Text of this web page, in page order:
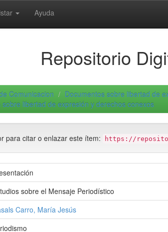
Ayuda
Repositorio
Comunicacion
Documentos sobre libertad de
libertad de expresión y derechos conexos
para citar o enlazar este ítem: https://
sobre el Mensaje Periodístico
Carro, María Jesús